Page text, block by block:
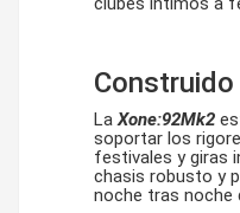
LaXone:92Mk2
soportar los
festivales y giras
chasis robusto y
noche tras noche